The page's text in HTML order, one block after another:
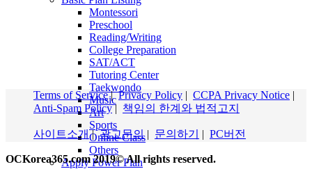
Montessori
Preschool
Reading/Writing
College Preparation
SAT/ACT
Tutoring Center
Taekwondo
Music
Art
Sports
Online Class
Others
Apply Power Plan
Terms of Service|Privacy Policy | CCPA Privacy Notice |
Anti-Spam Policy| 책임의 한계와 법적고지
사이트소개|광고문의| 문의하기 | PC버전
OCKorea365.com 2019© All rights reserved.